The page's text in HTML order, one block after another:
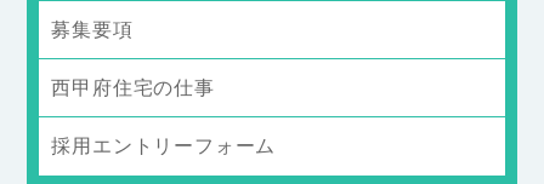
募集要項
西甲府住宅の仕事
採用エントリーフォーム